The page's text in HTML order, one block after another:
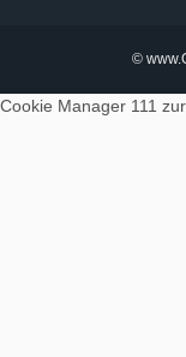
©
Cookie Manager 111